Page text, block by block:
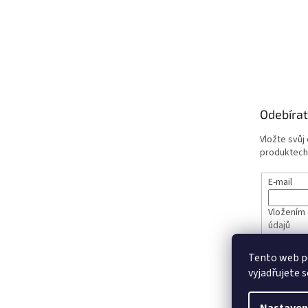
Tento web
vyjadřujete
Vložte svůj
E-mail
údajů